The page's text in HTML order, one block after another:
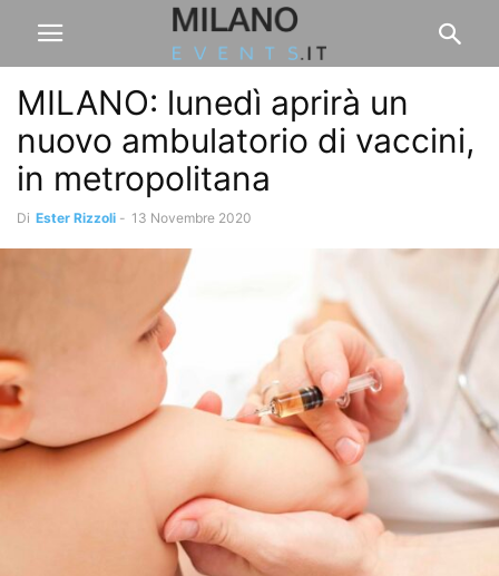
MILANO: lunedì aprirà un
nuovo ambulatorio di vaccini,
in metropolitana
Di Ester Rizzoli - 13 Novembre 2020